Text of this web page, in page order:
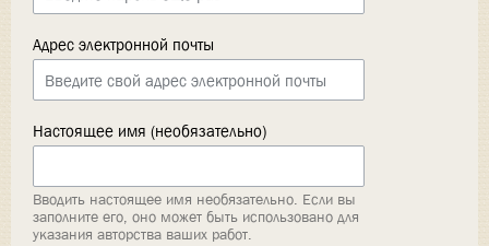
Адрес электронной почты
Настоящее имя (необязательно)
Вводить настоящее имя необязательно. Если вы
заполните его, оно может быть использовано для
указания авторства ваших работ.